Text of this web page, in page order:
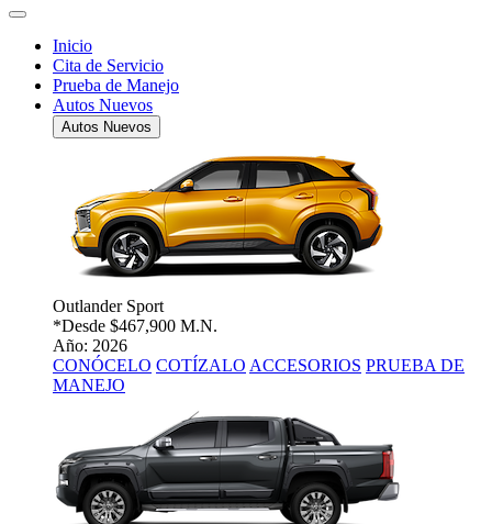
Inicio
Cita de Servicio
Prueba de Manejo
Autos Nuevos
Autos Nuevos
Outlander Sport
*Desde $467,900 M.N.
Año: 2026
CONÓCELO COTÍZALO ACCESORIOS PRUEBA DE
MANEJO